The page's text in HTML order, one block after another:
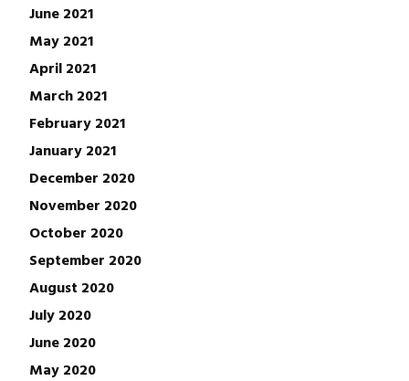
June 2021
May 2021
April 2021
March 2021
February 2021
January 2021
December 2020
November 2020
October 2020
September 2020
August 2020
July 2020
June 2020
May 2020